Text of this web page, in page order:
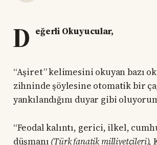
D eğerli Okuyucular,
“Aşiret” kelimesini okuyan bazı
zihninde şöylesine otomatik bir
yankılandığını duyar gibi
“Feodal kalıntı, gerici, ilkel,
düşmanı (Türk fanatik milliyetçileri),